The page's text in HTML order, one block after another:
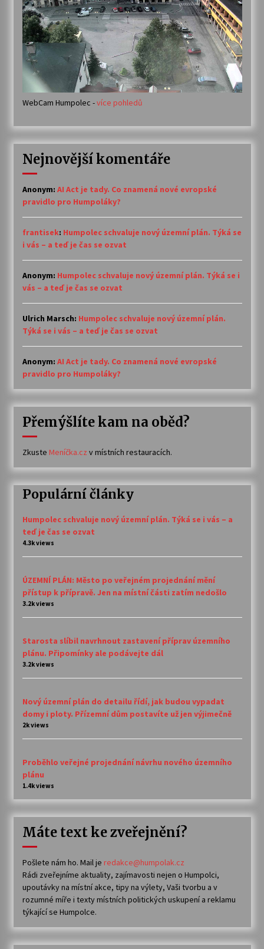
WebCam Humpolec -více pohledů
Nejnovější komentáře
Anonym: AI Act je tady. Co znamená nové evropské
pravidlo pro Humpoláky?
frantisek: Humpolec schvaluje nový územní plán. Týká se
i vás – a teď je čas se ozvat
Anonym: Humpolec schvaluje nový územní plán. Týká se i
vás – a teď je čas se ozvat
Ulrich Marsch: Humpolec schvaluje nový územní plán.
Týká se i vás – a teď je čas se ozvat
Anonym: AI Act je tady. Co znamená nové evropské
pravidlo pro Humpoláky?
Přemýšlíte kam na oběd?
Zkuste Meníčka.cz v místních restauracích.
Populární články
Humpolec schvaluje nový územní plán. Týká se i vás – a
teď je čas se ozvat
4.3k views
ÚZEMNÍ PLÁN: Město po veřejném projednání mění
přístup k přípravě. Jen na místní části zatím nedošlo
3.2k views
Starosta slíbil navrhnout zastavení příprav územního
plánu. Připomínky ale podávejte dál
3.2k views
Nový územní plán do detailu řídí, jak budou vypadat
domy i ploty. Přízemní dům postavíte už jen výjimečně
2k views
Proběhlo veřejné projednání návrhu nového územního
plánu
1.4k views
Máte text ke zveřejnění?
Pošlete nám ho. Mail je redakce@humpolak.cz
Rádi zveřejníme aktuality, zajímavosti nejen o Humpolci,
upoutávky na místní akce, tipy na výlety, Vaši tvorbu a v
rozumné míře i texty místních politických uskupení a reklamu
týkající se Humpolce.